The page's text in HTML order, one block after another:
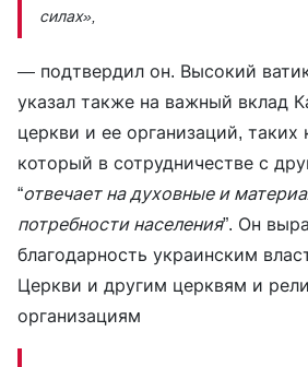
силах»,
— подтвердил он. Высокий
указал также на важный вклад
церкви и ее организаций, таких
который в сотрудничестве с
“отвечает на духовные и
потребности населения”. Он
благодарность украинским
Церкви и другим церквям и
организациям